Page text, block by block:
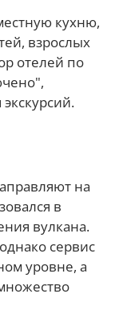
кухню,
взрослых
отелей по
на
в
вулкана.
сервис
уровне, а